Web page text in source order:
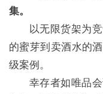
集。
以无限货架为
的蜜芽到卖酒水的
级案例。
幸存者如唯品